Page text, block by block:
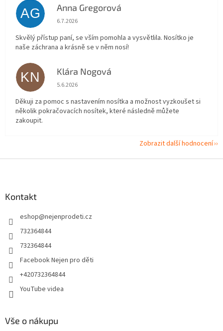
AG Anna Gregorová
Hodnocení obchodu je 5 z 5 hvězdiček.
6.7.2026
Skvělý přístup paní, se vším pomohla a vysvětlila. Nosítko je
naše záchrana a krásně se v něm nosí!
KN Klára Nogová
Hodnocení obchodu je 5 z 5 hvězdiček.
5.6.2026
Děkuji za pomoc s nastavením nosítka a možnost vyzkoušet si
několik pokračovacích nosítek, které následně můžete
zakoupit.
Zobrazit další hodnocení
Kontakt
eshop@nejenprodeti.cz
732364844
732364844
Facebook Nejen pro děti
+420732364844
YouTube videa
Vše o nákupu